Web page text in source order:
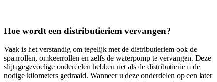
Hoe wordt een distributieriem vervangen?
Vaak is het verstandig om tegelijk met de distributieriem ook de
spanrollen, omkeerrollen en zelfs de waterpomp te vervangen. Deze
slijtagegevoelige onderdelen hebben net als de distributieriem de
nodige kilometers gedraaid. Wanneer u deze onderdelen op een later